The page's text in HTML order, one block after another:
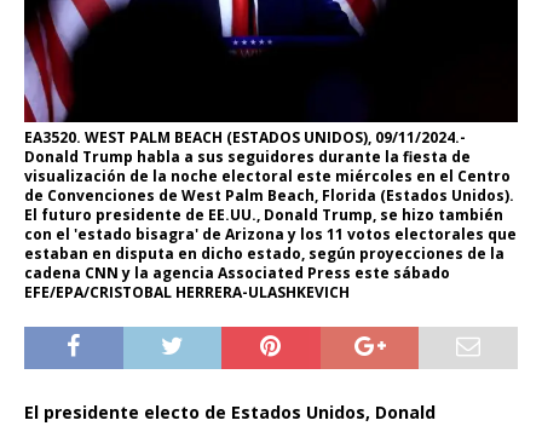
EA3520. WEST PALM BEACH (ESTADOS UNIDOS), 09/11/2024.-
Donald Trump habla a sus seguidores durante la fiesta de
visualización de la noche electoral este miércoles en el Centro
de Convenciones de West Palm Beach, Florida (Estados Unidos).
El futuro presidente de EE.UU., Donald Trump, se hizo también
con el 'estado bisagra' de Arizona y los 11 votos electorales que
estaban en disputa en dicho estado, según proyecciones de la
cadena CNN y la agencia Associated Press este sábado
EFE/EPA/CRISTOBAL HERRERA-ULASHKEVICH
El presidente electo de Estados Unidos, Donald